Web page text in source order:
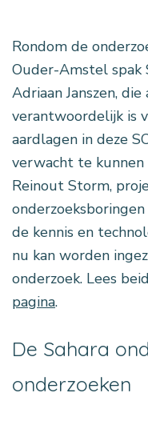
Rondom de
Ouder-Amstel
Adriaan Janszen,
verantwoordelijk is
aardlagen in deze
verwacht te kunnen
Reinout Storm,
de kennis en
nu kan worden
onderzoek. Lees
pagina.
De Sahara
onderzoeken